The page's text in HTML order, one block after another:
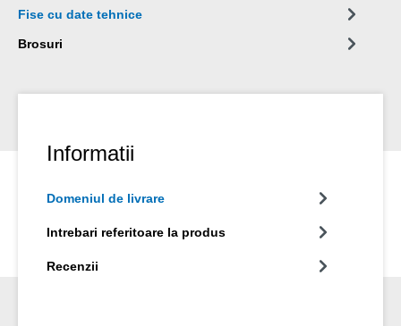
Fise cu date tehnice
Brosuri
Informatii
Domeniul de livrare
Intrebari referitoare la produs
Recenzii